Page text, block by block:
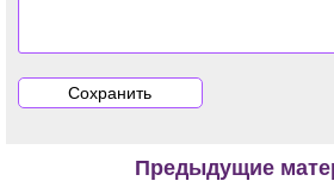
Предыдущие